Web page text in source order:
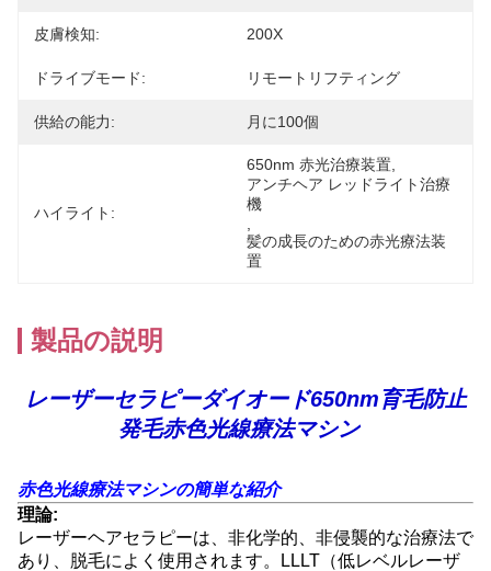
皮膚検知: 200X
ドライブモード: リモートリフティング
供給の能力: 月に100個
ハイライト:
650nm 赤光治療装置
アンチヘア レッドライト治療
機
髪の成長のための赤光療法装
置
製品の説明
レーザーセラピーダイオード650nm育毛防止
発毛赤色光線療法マシン
赤色光線療法マシンの簡単な紹介
理論:
レーザーヘアセラピーは、非化学的、非侵襲的な治療法で
あり、脱毛によく使用されます。LLLT（低レベルレーザ